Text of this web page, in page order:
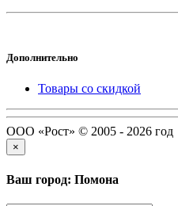
Дополнительно
Товары со скидкой
ООО «Рост» © 2005 - 2026 год
×
Ваш город: Помона